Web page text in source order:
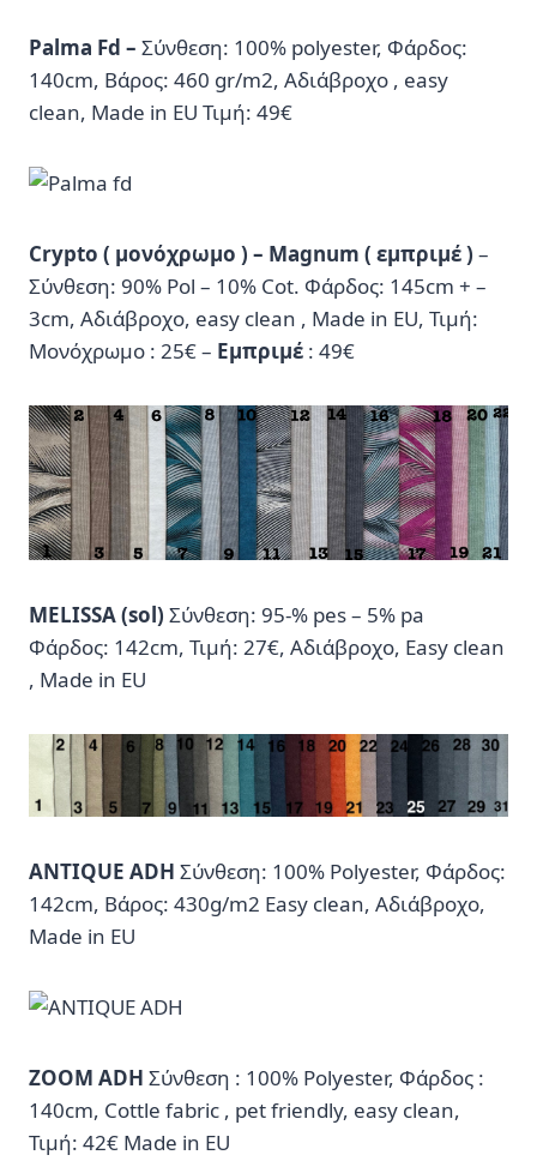
Palma Fd – Σύνθεση: 100% polyester, Φάρδος:
140cm, Βάρος: 460 gr/m2, Αδιάβροχο , easy
clean, Made in EU Τιμή: 49€
Crypto ( μονόχρωμο ) – Magnum ( εμπριμέ ) –
Σύνθεση: 90% Pol – 10% Cot. Φάρδος: 145cm + –
3cm, Αδιάβροχο, easy clean , Made in EU, Τιμή:
Μονόχρωμο : 25€ – Εμπριμέ : 49€
MELISSA (sol) Σύνθεση: 95-% pes – 5% pa
Φάρδος: 142cm, Τιμή: 27€, Αδιάβροχο, Easy clean
, Made in EU
ANTIQUE ADH Σύνθεση: 100% Polyester, Φάρδος:
142cm, Βάρος: 430g/m2 Easy clean, Αδιάβροχο,
Made in EU
ZOOM ADH Σύνθεση : 100% Polyester, Φάρδος :
140cm, Cottle fabric , pet friendly, easy clean,
Τιμή: 42€ Made in EU